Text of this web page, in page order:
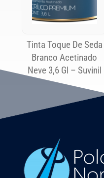
Tinta Toque De Seda
Branco Acetinado
Neve 3,6 Gl – Suvinil